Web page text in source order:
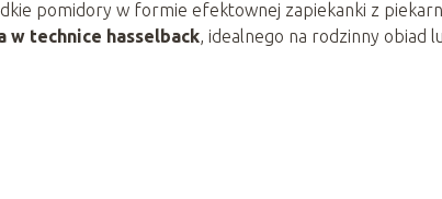
pomidory w formie efektownej zapiekanki z
w technice hasselback, idealnego na rodzinny obiad